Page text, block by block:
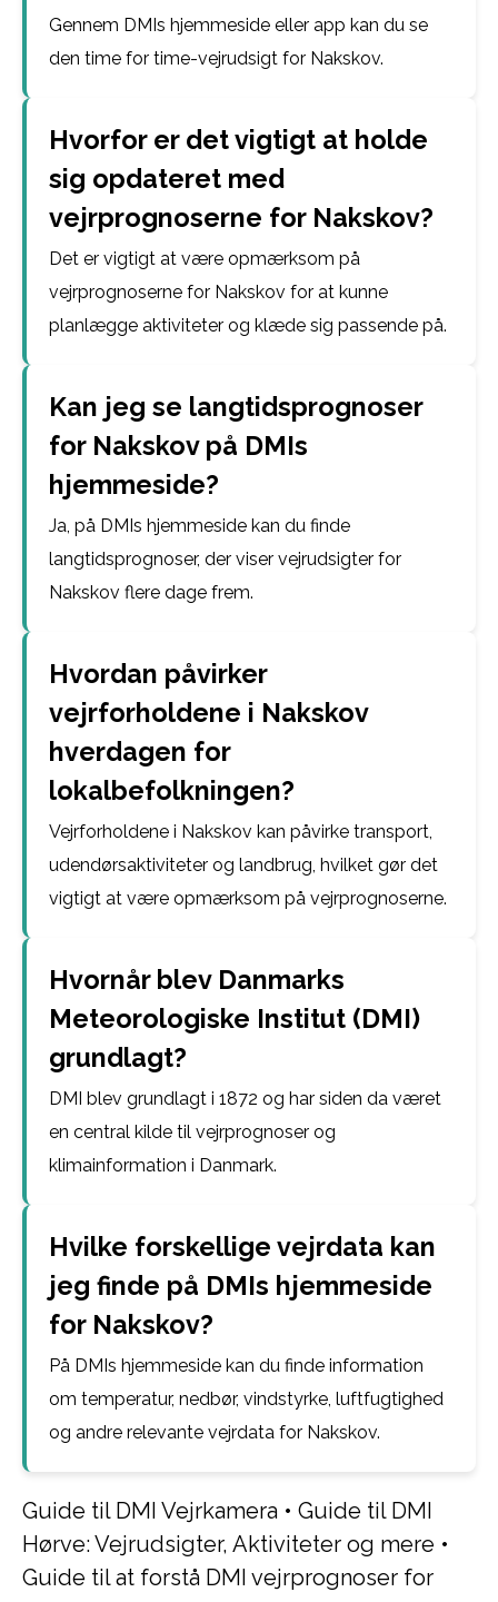
Gennem DMIs hjemmeside eller app kan du se
den time for time-vejrudsigt for Nakskov.
Hvorfor er det vigtigt at holde
sig opdateret med
vejrprognoserne for Nakskov?
Det er vigtigt at være opmærksom på
vejrprognoserne for Nakskov for at kunne
planlægge aktiviteter og klæde sig passende på.
Kan jeg se langtidsprognoser
for Nakskov på DMIs
hjemmeside?
Ja, på DMIs hjemmeside kan du finde
langtidsprognoser, der viser vejrudsigter for
Nakskov flere dage frem.
Hvordan påvirker
vejrforholdene i Nakskov
hverdagen for
lokalbefolkningen?
Vejrforholdene i Nakskov kan påvirke transport,
udendørsaktiviteter og landbrug, hvilket gør det
vigtigt at være opmærksom på vejrprognoserne.
Hvornår blev Danmarks
Meteorologiske Institut (DMI)
grundlagt?
DMI blev grundlagt i 1872 og har siden da været
en central kilde til vejrprognoser og
klimainformation i Danmark.
Hvilke forskellige vejrdata kan
jeg finde på DMIs hjemmeside
for Nakskov?
På DMIs hjemmeside kan du finde information
om temperatur, nedbør, vindstyrke, luftfugtighed
og andre relevante vejrdata for Nakskov.
Guide til DMI Vejrkamera • Guide til DMI
Hørve: Vejrudsigter, Aktiviteter og mere •
Guide til at forstå DMI vejrprognoser for